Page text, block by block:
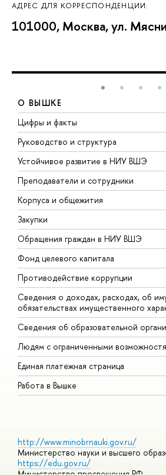
АДРЕС ДЛЯ КОРРЕСПОНДЕНЦИИ:
101000, Москва, ул.
О ВЫШКЕ
Цифры и факты
Руководство и структура
Устойчивое развитие в НИУ ВШЭ
Преподаватели и сотрудники
Корпуса и общежития
Закупки
Обращения граждан в НИУ ВШЭ
Фонд целевого капитала
Противодействие коррупции
Сведения о доходах, расходах, об
обязательствах имущественного
Сведения об образовательной
Людям с ограниченными
Единая платежная страница
Работа в Вышке
http://www.minobrnauki.gov.ru/
Министерство науки и высшего
https://edu.gov.ru/